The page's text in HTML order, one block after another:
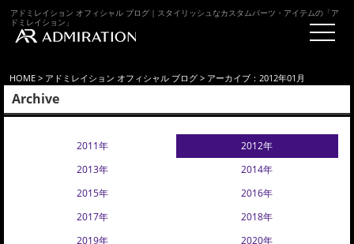
アドミレイション オフィシャル ブログ｜スタイリッシュなカスタムパーツ・アイテムの「ア
ドミレイション」
HOME > アドミレイション オフィシャル ブログ > アーカイブ：2012年01月
Archive
2011年
2012年
2013年
2014年
2015年
2016年
2017年
2018年
2019年
2020年